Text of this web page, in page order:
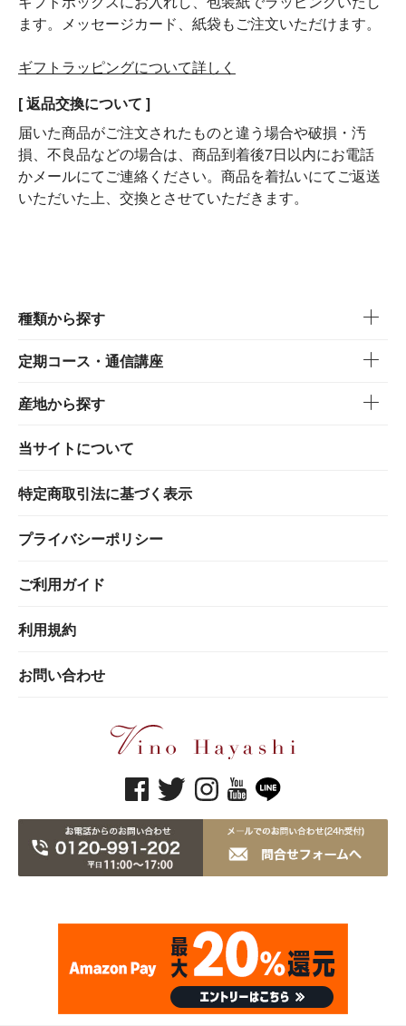
ます。メッセージカード、紙袋もご注文いただけます。
ギフトラッピングについて詳しく
[ 返品交換について ]
届いた商品がご注文されたものと違う場合や破損・汚
損、不良品などの場合は、商品到着後7日以内にお電話
かメールにてご連絡ください。商品を着払いにてご返送
いただいた上、交換とさせていただきます。
種類から探す
定期コース・通信講座
産地から探す
当サイトについて
特定商取引法に基づく表示
プライバシーポリシー
ご利用ガイド
利用規約
お問い合わせ